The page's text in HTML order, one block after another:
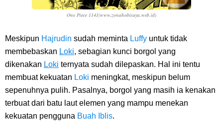
One Piece 1141(www.zonahobisaya.web.id)
Meskipun Hajrudin sudah meminta Luffy untuk tidak
membebaskan Loki, sebagian kunci borgol yang
dikenakan Loki ternyata sudah dilepaskan. Hal ini tentu
membuat kekuatan Loki meningkat, meskipun belum
sepenuhnya pulih. Pasalnya, borgol yang masih ia kenakan
terbuat dari batu laut elemen yang mampu menekan
kekuatan pengguna Buah Iblis.